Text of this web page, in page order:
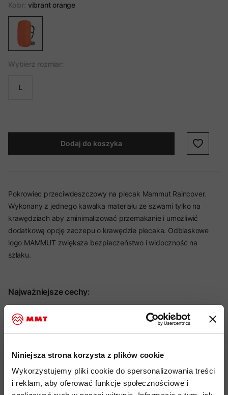
Niniejsza strona korzysta z plików cookie
Wykorzystujemy pliki cookie do spersonalizowania treści
i reklam, aby oferować funkcje społecznościowe i
Kolor: vibrant orange
Wybierz rozmiar:
L
Dodaj do koszyka
Pokrowiec przeciwdeszczowy na plecak Mammut Raincover.
Wykonany z jednego kawałka materiału ze szwami tylko na
krawędziach aby zminimalizować przemakanie i umożliwić
dodatkową opcję zaczepu o krawędzie plecaka. Odblaskowe
logo MAMMUT zwiększa bezpieczeństwo i widoczność na
szlaku.
Najważniejsze cechy:
idealny produkt do: trekking, hiking, mountain traning,
użytkowanie miejskie, kolarstwo
szwów i zminimalizować ryzyko przemoknięcia
dodatkowy pasek do stabilizacji na systemie nośnym plecaka